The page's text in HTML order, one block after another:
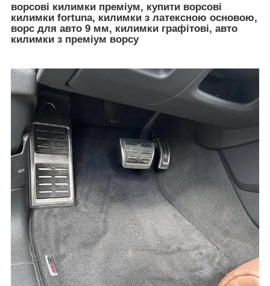
ворсові килимки преміум, купити ворсові
килимки fortuna, килимки з латексною основою,
ворс для авто 9 мм, килимки графітові, авто
килимки з преміум ворсу